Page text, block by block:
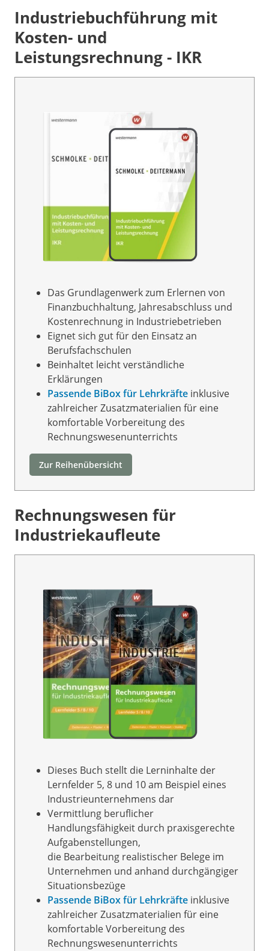
Industriebuchführung mit
Kosten- und
Leistungsrechnung - IKR
Das Grundlagenwerk zum Erlernen von
Finanzbuchhaltung, Jahresabschluss und
Kostenrechnung in Industriebetrieben
Eignet sich gut für den Einsatz an
Berufsfachschulen
Beinhaltet leicht verständliche
Erklärungen
Passende BiBox für Lehrkräfte inklusive
zahlreicher Zusatzmaterialien für eine
komfortable Vorbereitung des
Rechnungswesenunterrichts
Zur Reihenübersicht
Rechnungswesen für
Industriekaufleute
Dieses Buch stellt die Lerninhalte der
Lernfelder 5, 8 und 10 am Beispiel eines
Industrieunternehmens dar
Vermittlung beruflicher
Handlungsfähigkeit durch praxisgerechte
Aufgabenstellungen,
die Bearbeitung realistischer Belege im
Unternehmen und anhand durchgängiger
Situationsbezüge
Passende BiBox für Lehrkräfte inklusive
zahlreicher Zusatzmaterialien für eine
komfortable Vorbereitung des
Rechnungswesenunterrichts